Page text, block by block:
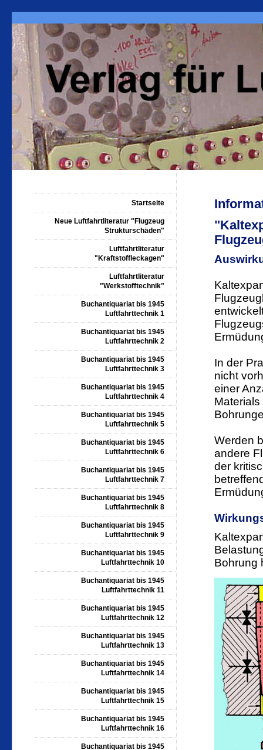
In der
nicht
einer
Werden
andere
der
Bohrung
Startseite
Neue Luftfahrtliteratur "Flugzeug
Strukturschäden"
Luftfahrtliteratur
"Kraftstoffleckagen"
Luftfahrtliteratur
"Werkstofftechnik"
Buchantiquariat bis 1945
Luftfahrttechnik 1
Buchantiquariat bis 1945
Luftfahrttechnik 2
Buchantiquariat bis 1945
Luftfahrttechnik 3
Buchantiquariat bis 1945
Luftfahrttechnik 4
Buchantiquariat bis 1945
Luftfahrttechnik 5
Buchantiquariat bis 1945
Luftfahrttechnik 6
Buchantiquariat bis 1945
Luftfahrttechnik 7
Buchantiquariat bis 1945
Luftfahrttechnik 8
Buchantiquariat bis 1945
Luftfahrttechnik 9
Buchantiquariat bis 1945
Luftfahrttechnik 10
Buchantiquariat bis 1945
Luftfahrttechnik 11
Buchantiquariat bis 1945
Luftfahrttechnik 12
Buchantiquariat bis 1945
Luftfahrttechnik 13
Buchantiquariat bis 1945
Luftfahrttechnik 14
Buchantiquariat bis 1945
Luftfahrttechnik 15
Buchantiquariat bis 1945
Luftfahrttechnik 16
Buchantiquariat bis 1945